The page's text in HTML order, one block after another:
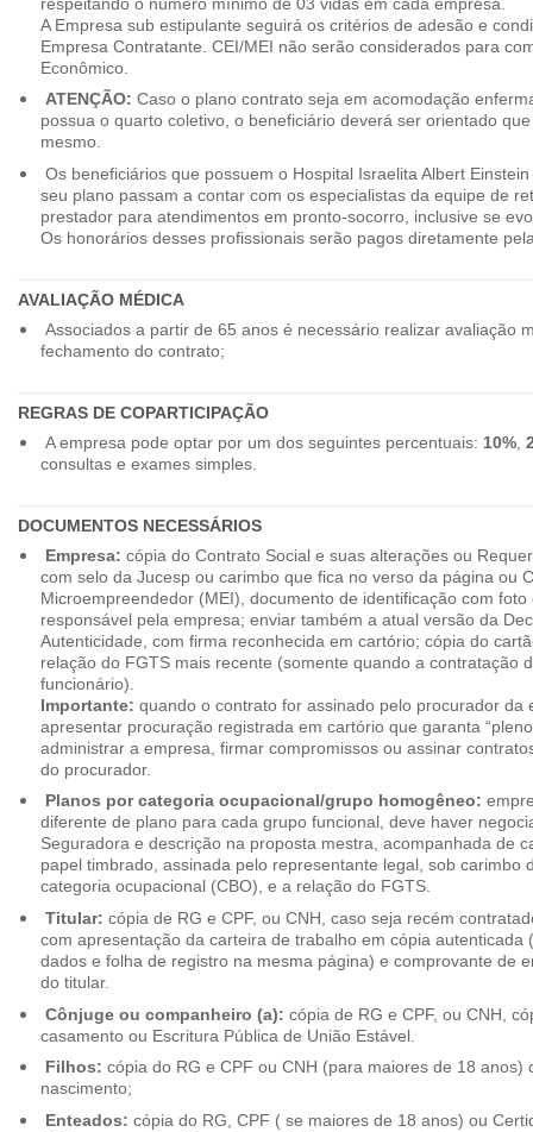
A Empresa sub estipulante seguirá os critérios de adesão e
Empresa Contratante. CEI/MEI não serão considerados para
Econômico.
ATENÇÃO: Caso o plano contrato seja em acomodação
possua o quarto coletivo, o beneficiário deverá ser orientado
mesmo.
Os beneficiários que possuem o Hospital Israelita Albert
seu plano passam a contar com os especialistas da equipe de
prestador para atendimentos em pronto-socorro, inclusive se
Os honorários desses profissionais serão pagos diretamente
AVALIAÇÃO MÉDICA
Associados a partir de 65 anos é necessário realizar avaliação
fechamento do contrato;
REGRAS DE COPARTICIPAÇÃO
A empresa pode optar por um dos seguintes percentuais: 10%,
consultas e exames simples.
DOCUMENTOS NECESSÁRIOS
Empresa: cópia do Contrato Social e suas alterações ou
com selo da Jucesp ou carimbo que fica no verso da página ou
Microempreendedor (MEI), documento de identificação com foto
responsável pela empresa; enviar também a atual versão da
Autenticidade, com firma reconhecida em cartório; cópia do
relação do FGTS mais recente (somente quando a contratação
funcionário).
Importante: quando o contrato for assinado pelo procurador da
apresentar procuração registrada em cartório que garanta
administrar a empresa, firmar compromissos ou assinar
do procurador.
Planos por categoria ocupacional/grupo homogêneo:
diferente de plano para cada grupo funcional, deve haver
Seguradora e descrição na proposta mestra, acompanhada de
papel timbrado, assinada pelo representante legal, sob carimbo
categoria ocupacional (CBO), e a relação do FGTS.
Titular: cópia de RG e CPF, ou CNH, caso seja recém
com apresentação da carteira de trabalho em cópia autenticada
dados e folha de registro na mesma página) e comprovante de
do titular.
Cônjuge ou companheiro (a): cópia de RG e CPF, ou CNH,
casamento ou Escritura Pública de União Estável.
Filhos: cópia do RG e CPF ou CNH (para maiores de 18 anos)
nascimento;
Enteados: cópia do RG, CPF ( se maiores de 18 anos) ou